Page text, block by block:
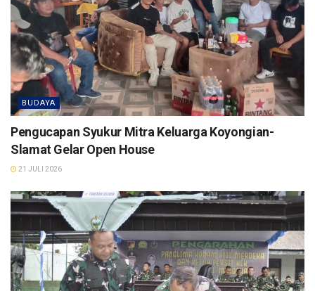
BUDAYA
Pengucapan Syukur Mitra Keluarga Koyongian-
Slamat Gelar Open House
21 JULI 2026